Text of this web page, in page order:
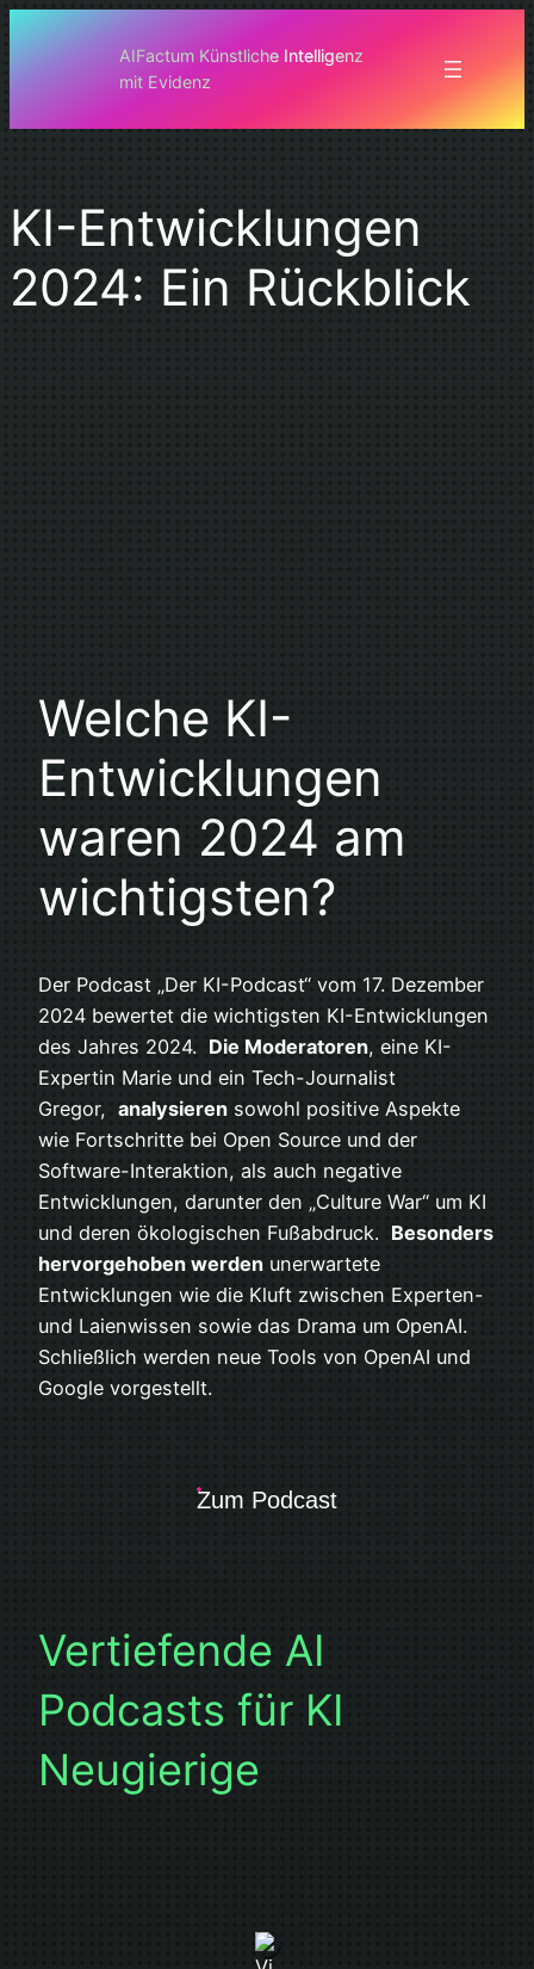
AIFactum Künstliche Intelligenz
mit Evidenz
KI-Entwicklungen
2024: Ein Rückblick
Welche KI-
Entwicklungen
waren 2024 am
wichtigsten?
Der Podcast „Der KI-Podcast“ vom 17. Dezember
2024 bewertet die wichtigsten KI-Entwicklungen
des Jahres 2024. Die Moderatoren, eine KI-
Expertin Marie und ein Tech-Journalist
Gregor, analysieren sowohl positive Aspekte
wie Fortschritte bei Open Source und der
Software-Interaktion, als auch negative
Entwicklungen, darunter den „Culture War“ um KI
und deren ökologischen Fußabdruck. Besonders
hervorgehoben werden unerwartete
Entwicklungen wie die Kluft zwischen Experten-
und Laienwissen sowie das Drama um OpenAI.
Schließlich werden neue Tools von OpenAI und
Google vorgestellt.
Zum Podcast
Vertiefende AI
Podcasts für KI
Neugierige